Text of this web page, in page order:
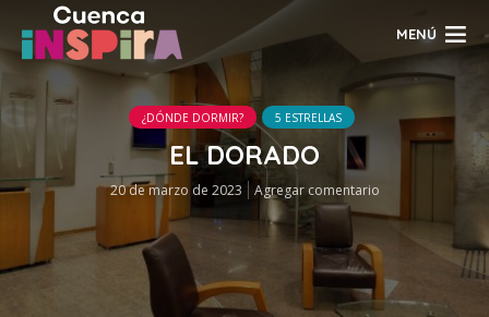
MENÚ
¿DÓNDE DORMIR? 5 ESTRELLAS
EL DORADO
20 de marzo de 2023 Agregar comentario